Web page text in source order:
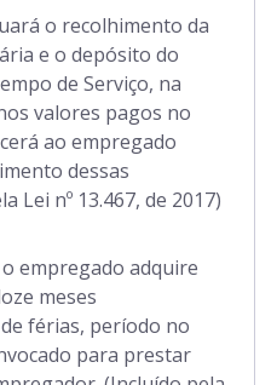
o recolhimento da
e o depósito do
de Serviço, na
valores pagos no
ao empregado
dessas
Lei nº 13.467, de 2017)
o empregado adquire
meses
férias, período no
para prestar